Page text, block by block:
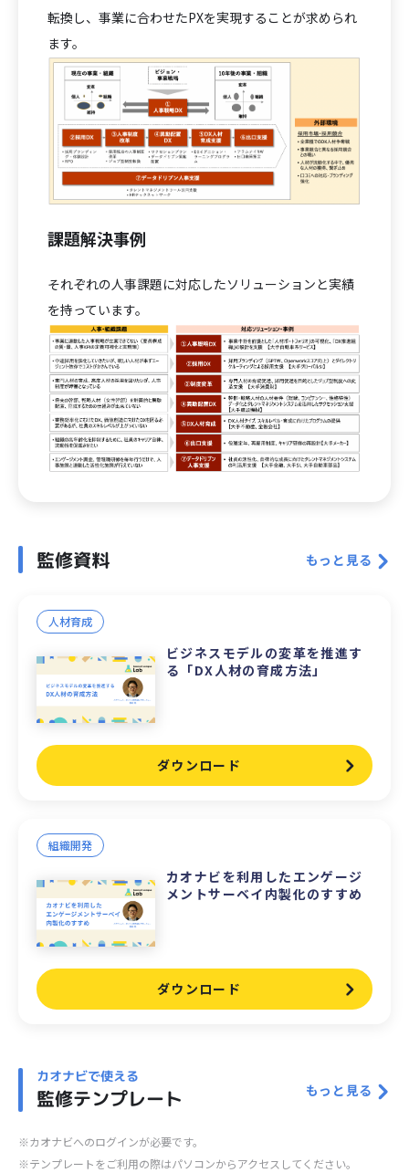
転換し、事業に合わせたPXを実現することが求められ
ます。
課題解決事例
それぞれの人事課題に対応したソリューションと実績
を持っています。
監修資料 もっと見る
人材育成
ビジネスモデルの変革を推進す
る「DX人材の育成方法」
ダウンロード
組織開発
カオナビを利用したエンゲージ
メントサーベイ内製化のすすめ
ダウンロード
カオナビで使える
監修テンプレート もっと見る
※カオナビへのログインが必要です。
※テンプレートをご利用の際はパソコンからアクセスしてください。